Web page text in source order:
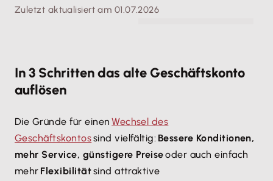
Zuletzt aktualisiert am 01.07.2026© pikselstock - stock.adobe.com
In 3 Schritten das alte Geschäftskonto
auflösen
Die Gründe für einenWechsel des
Geschäftskontossind vielfältig: Bessere Konditionen,
mehr Service, günstigere Preiseoder auch einfach
mehr Flexibilitätsind attraktive